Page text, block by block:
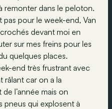
remonter dans le peloton.
pas pour le week-end, Van
devant moi en
sur mes freins pour les
quelques places.
end très frustrant avec
râlant car on a la
l’année mais on
pneus qui explosent à